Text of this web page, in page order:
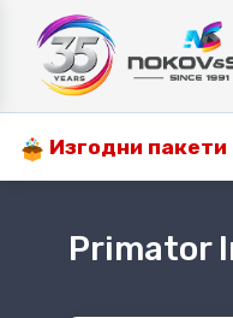
Изгодни пакети
Primator